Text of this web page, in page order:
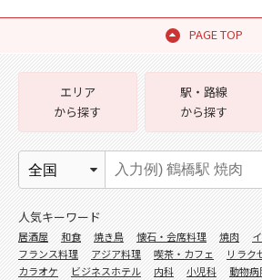
PAGE TOP
エリア
から探す
駅・路線
から探す
人気キーワード
居酒屋 和食 焼き鳥 懐石・会席料理 焼肉
フランス料理
アジア料理 喫茶・カフェ リラク
カラオケ
ビジネスホテル 内科 小児科 動物病